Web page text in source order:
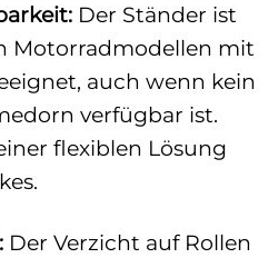
Der Ständer ist
Motorradmodellen mit
auch wenn kein
verfügbar ist.
flexiblen Lösung
Der Verzicht auf Rollen